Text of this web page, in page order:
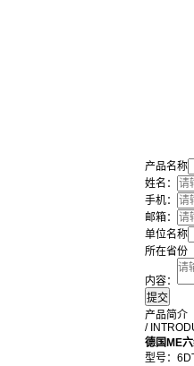
产品名称
姓名：
手机：
邮箱：
单位名称
所在省份
内容：
产品简介
/
德国ME
型号：